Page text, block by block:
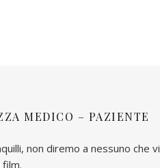
MEDICO – PAZIENTE
non diremo a nessuno che vi